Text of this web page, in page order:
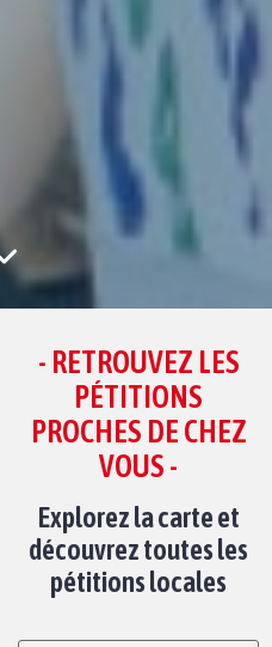
- RETROUVEZ LES
PÉTITIONS
PROCHES DE CHEZ
VOUS -
Explorez la carte et
découvrez toutes les
pétitions locales